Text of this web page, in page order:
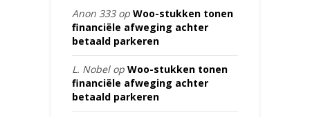
Anon 333op Woo-stukken tonen
financiële afweging achter
betaald parkeren
L. Nobelop Woo-stukken tonen
financiële afweging achter
betaald parkeren